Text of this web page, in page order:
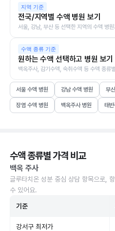
지역 기준
전국/지역별 수액 병원 보기
서울, 강남, 부산 등 선택한 지역의 수액 병
수액 종류 기준
원하는 수액 선택하고 병원 보기
백옥주사, 감기수액, 숙취수액 등 수액 종류
서울 수액 병원 강남 수액 병원 부
장염 수액 병원 백옥주사 병원 태
수액 종류별 가격 비교
백옥 주사
글루타치온 성분 중심 상담 항목으로,
수 있어요.
기준
강서구 최저가